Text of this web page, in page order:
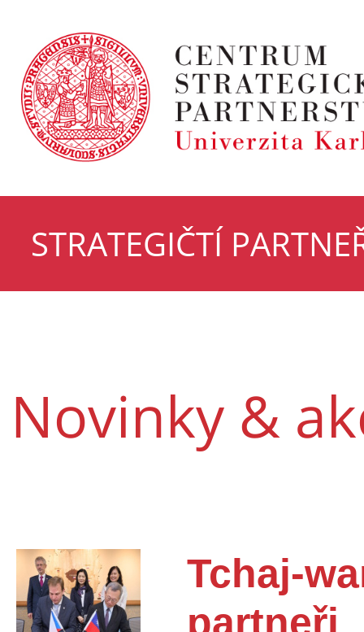
STRATEGIČTÍ
Novinky &
Tchaj-
partneři